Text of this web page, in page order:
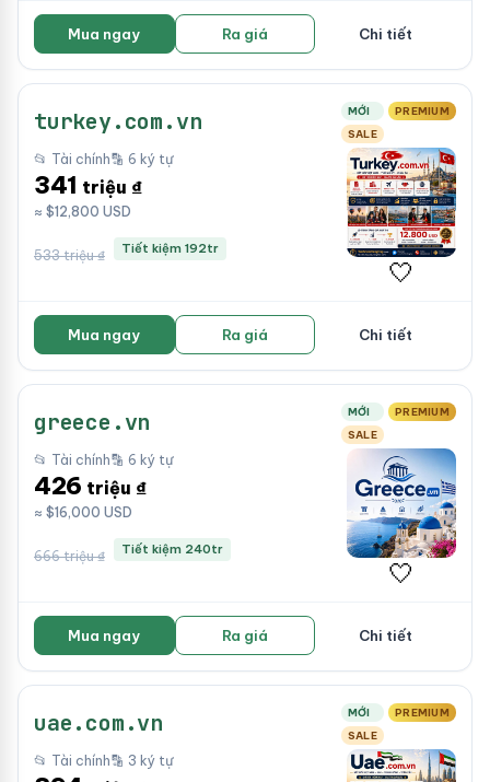
Mua ngay Ra giá Chi tiết
turkey.com.vn MỚI
PREMIUM
SALE
📂 Tài chính🔡 6 ký tự
341 triệu ₫
≈ $12,800 USD
533 triệu ₫ Tiết kiệm 192tr
🤍
Mua ngay Ra giá Chi tiết
greece.vn MỚI
PREMIUM
SALE
📂 Tài chính🔡 6 ký tự
426 triệu ₫
≈ $16,000 USD
666 triệu ₫ Tiết kiệm 240tr
🤍
Mua ngay Ra giá Chi tiết
uae.com.vn MỚI
PREMIUM
SALE
📂 Tài chính🔡 3 ký tự